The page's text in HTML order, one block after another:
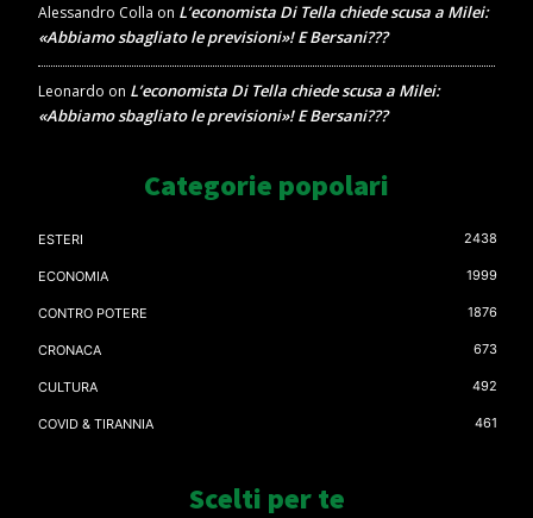
Alessandro Colla on L’economista Di Tella chiede scusa a Milei:
«Abbiamo sbagliato le previsioni»! E Bersani???
Leonardo on L’economista Di Tella chiede scusa a Milei:
«Abbiamo sbagliato le previsioni»! E Bersani???
Categorie popolari
ESTERI 2438
ECONOMIA 1999
CONTRO POTERE 1876
CRONACA 673
CULTURA 492
COVID & TIRANNIA 461
Scelti per te